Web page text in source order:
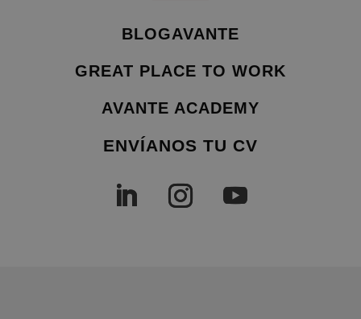
BLOGAVANTE
GREAT PLACE TO WORK
AVANTE ACADEMY
ENVÍANOS TU CV